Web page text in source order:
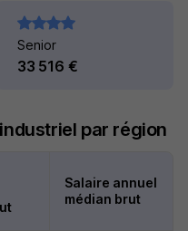
Senior
33 516 €
par région
Salaire annuel
médian brut